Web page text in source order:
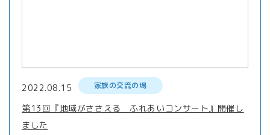
2022.08.15 家族の交流の場
第13回『地域がささえる ふれあいコンサート』開催し
ました